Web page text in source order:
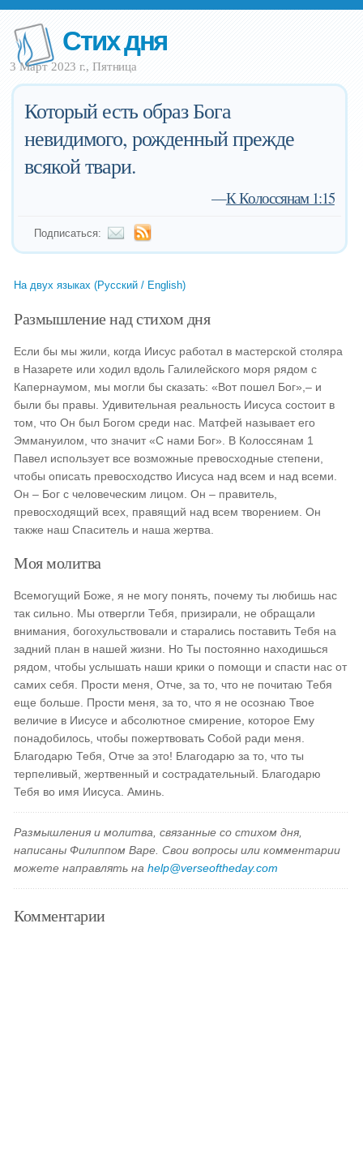
Стих дня
3 Март 2023 г., Пятница
Который есть образ Бога
невидимого, рожденный прежде
всякой твари.
—К Колоссянам 1:15
Подписаться:
На двух языках (Русский / English)
Размышление над стихом дня
Если бы мы жили, когда Иисус работал в мастерской столяра
в Назарете или ходил вдоль Галилейского моря рядом с
Капернаумом, мы могли бы сказать: «Вот пошел Бог»,– и
были бы правы. Удивительная реальность Иисуса состоит в
том, что Он был Богом среди нас. Матфей называет его
Эммануилом, что значит «С нами Бог». В Колоссянам 1
Павел использует все возможные превосходные степени,
чтобы описать превосходство Иисуса над всем и над всеми.
Он – Бог с человеческим лицом. Он – правитель,
превосходящий всех, правящий над всем творением. Он
также наш Спаситель и наша жертва.
Моя молитва
Всемогущий Боже, я не могу понять, почему ты любишь нас
так сильно. Мы отвергли Тебя, призирали, не обращали
внимания, богохульствовали и старались поставить Тебя на
задний план в нашей жизни. Но Ты постоянно находишься
рядом, чтобы услышать наши крики о помощи и спасти нас от
самих себя. Прости меня, Отче, за то, что не почитаю Тебя
еще больше. Прости меня, за то, что я не осознаю Твое
величие в Иисусе и абсолютное смирение, которое Ему
понадобилось, чтобы пожертвовать Собой ради меня.
Благодарю Тебя, Отче за это! Благодарю за то, что ты
терпеливый, жертвенный и сострадательный. Благодарю
Тебя во имя Иисуса. Аминь.
Размышления и молитва, связанные со стихом дня,
написаны Филиппом Варе. Свои вопросы или комментарии
можете направлять наhelp@verseoftheday.com
Комментарии